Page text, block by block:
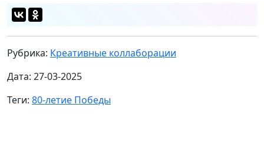
Рубрика: Креативные коллаборации
Дата: 27-03-2025
Теги: 80-летие Победы